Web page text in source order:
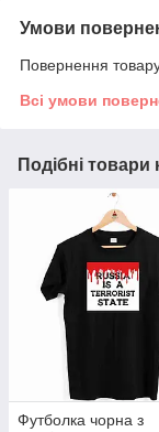
Умови
Повернення
Всі умови
Подібні товари
Футболка чорна з